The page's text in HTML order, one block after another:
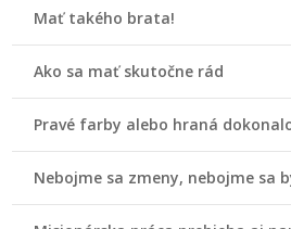
Mať takého brata!
Ako sa mať skutočne rád
Pravé farby alebo hraná
Nebojme sa zmeny, nebojme sa